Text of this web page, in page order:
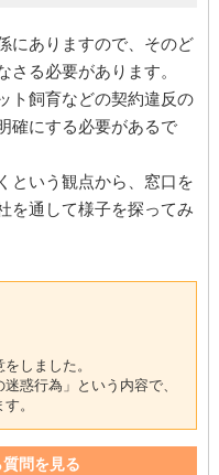
にありますので、そのど
る必要があります。
ト飼育などの契約違反の
確にする必要があるで
という観点から、窓口を
を通して様子を探ってみ
しました。
惑行為」という内容で、
。
問を見る